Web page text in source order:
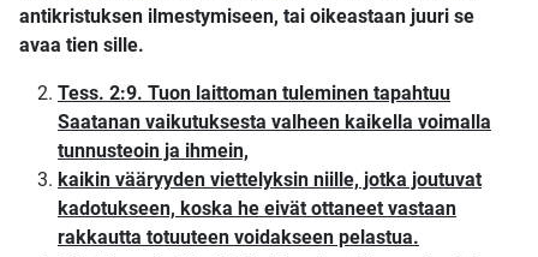
antikristuksen ilmestymiseen, tai oikeastaan juuri se
avaa tien sille.
Tess. 2:9. Tuon laittoman tuleminen tapahtuu
Saatanan vaikutuksesta valheen kaikella voimalla
tunnusteoin ja ihmein,
kaikin vääryyden viettelyksin niille, jotka joutuvat
kadotukseen, koska he eivät ottaneet vastaan
rakkautta totuuteen voidakseen pelastua.